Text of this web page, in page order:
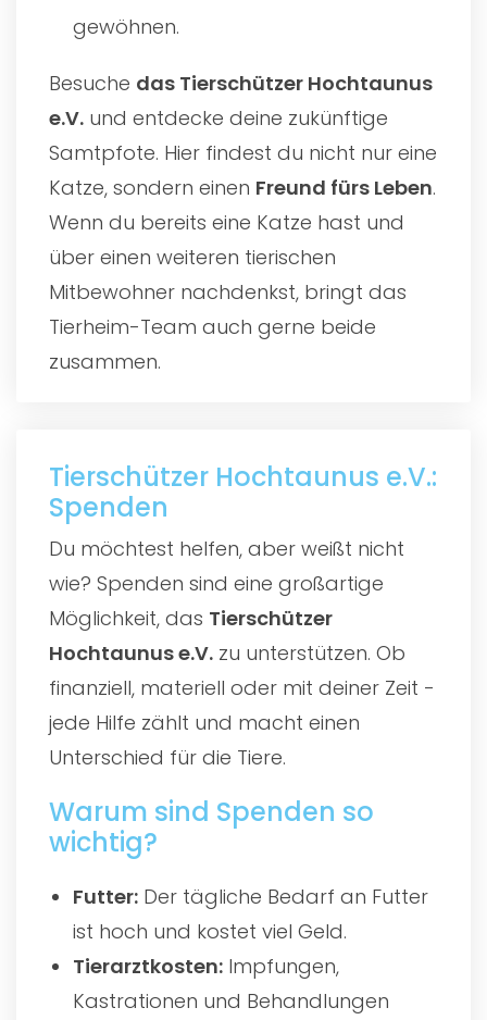
gewöhnen.
Besuche das Tierschützer Hochtaunus
e.V. und entdecke deine zukünftige
Samtpfote. Hier findest du nicht nur eine
Katze, sondern einen Freund fürs Leben.
Wenn du bereits eine Katze hast und
über einen weiteren tierischen
Mitbewohner nachdenkst, bringt das
Tierheim-Team auch gerne beide
zusammen.
Tierschützer Hochtaunus e.V.:
Spenden
Du möchtest helfen, aber weißt nicht
wie? Spenden sind eine großartige
Möglichkeit, das Tierschützer
Hochtaunus e.V. zu unterstützen. Ob
finanziell, materiell oder mit deiner Zeit -
jede Hilfe zählt und macht einen
Unterschied für die Tiere.
Warum sind Spenden so
wichtig?
Futter: Der tägliche Bedarf an Futter
ist hoch und kostet viel Geld.
Tierarztkosten: Impfungen,
Kastrationen und Behandlungen